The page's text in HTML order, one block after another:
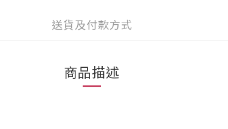
送貨及付款方式
商品描述